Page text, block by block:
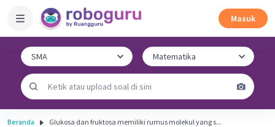
Masuk
Beranda Glukosa dan fruktosa memiliki rumus molekul yang s...